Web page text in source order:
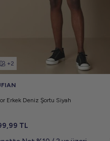
+2
Erkek Deniz Şortu Siyah
TL